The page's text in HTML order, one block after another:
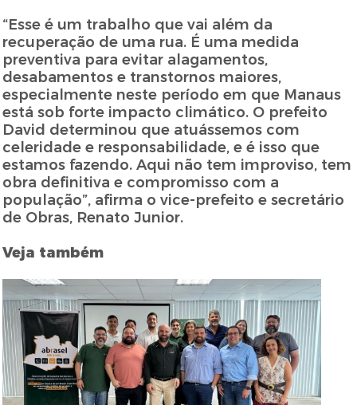
“Esse é um trabalho que vai além da
recuperação de uma rua. É uma medida
preventiva para evitar alagamentos,
desabamentos e transtornos maiores,
especialmente neste período em que Manaus
está sob forte impacto climático. O prefeito
David determinou que atuássemos com
celeridade e responsabilidade, e é isso que
estamos fazendo. Aqui não tem improviso, tem
obra definitiva e compromisso com a
população”, afirma o vice-prefeito e secretário
de Obras, Renato Junior.
Veja também